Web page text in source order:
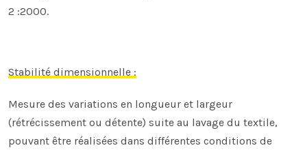
2 :2000.
Stabilité dimensionnelle :
Mesure des variations en longueur et largeur
(rétrécissement ou détente) suite au lavage du textile,
pouvant être réalisées dans différentes conditions de